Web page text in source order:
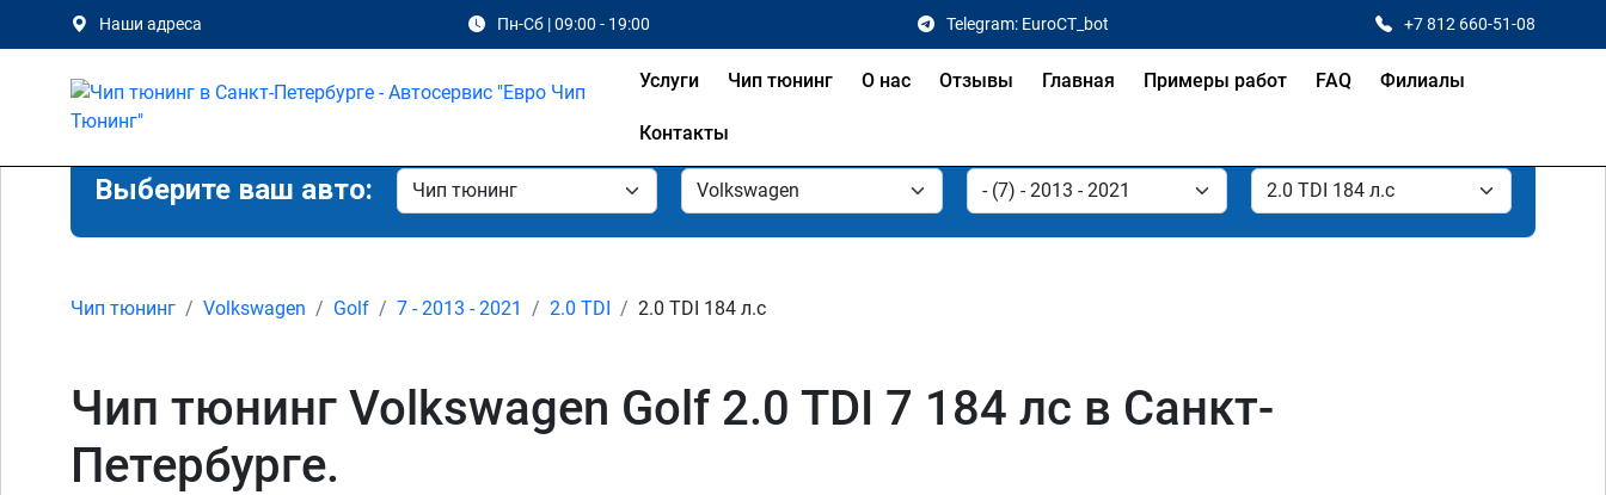
Наши адреса Пн-Сб | 09:00 - 19:00 Telegram: EuroCT_bot +7 812 660-51-08
Услуги Чип тюнинг О нас Отзывы Главная Примеры работ FAQ Филиалы
Контакты
Выберите ваш авто:
Чип тюнинг Volkswagen Golf 7 - 2013 - 2021 2.0 TDI 2.0 TDI 184 л.с
Чип тюнинг Volkswagen Golf 2.0 TDI 7 184 лс в Санкт-
Петербурге.